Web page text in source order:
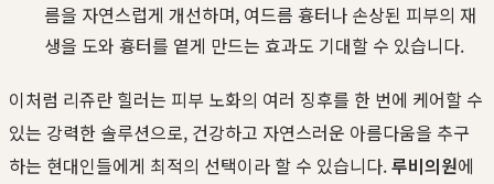
름을 자연스럽게 개선하며, 여드름 흉터나 손상된 피부의 재
생을 도와 흉터를 옅게 만드는 효과도 기대할 수 있습니다.
이처럼 리쥬란 힐러는 피부 노화의 여러 징후를 한 번에 케어할 수
있는 강력한 솔루션으로, 건강하고 자연스러운 아름다움을 추구
하는 현대인들에게 최적의 선택이라 할 수 있습니다.루비의원에